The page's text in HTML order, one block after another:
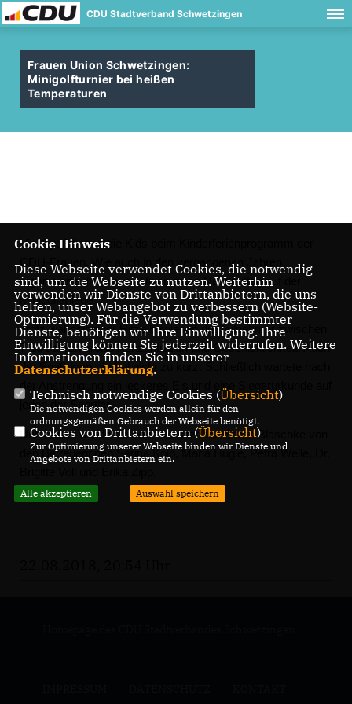
CDU Stadtverband Schwetzingen
Frauen Union Schwetzingen:
Minigolfturnier bei heißen
Temperaturen
Viel Spaß hatten die Kids beim Kinderferienprogramm der
CDU-Frauen. Wie auch in den vergangenen Jahren
organisierte die Frauen Union einen Nachmittag auf der
Minigolfanlage.
Trotz wahnsinniger Hitze bewiesen die Teilnehmer zwischen
7-10 Jahren große Konzentration und Geschicklichkeit. Auch
der Spaß kam hierbei nicht zu kurz: Schließlich wartete nach
der Anstrengung ein leckeres Eis und eine Siegerurkunde auf
jeden der Sportler.
Unterstützt wurde die neue Vorsitzende Sarah Blaschke von
den Betreuerinnen Sarina Kolb, Maria Hügle, Petra Welle, Dr.
Cookie Hinweis
Diese Webseite verwendet Cookies, die notwendig
sind, um die Webseite zu nutzen. Weiterhin
verwenden wir Dienste von Drittanbietern, die uns
helfen, unser Webangebot zu verbessern (Website-
Optmierung). Für die Verwendung bestimmter
Dienste, benötigen wir Ihre Einwilligung. Ihre
Einwilligung können Sie jederzeit widerrufen. Weitere
Informationen finden Sie in unserer
Datenschutzerklärung.
Technisch notwendige Cookies (Übersicht)
Die notwendigen Cookies werden allein für den
ordnungsgemäßen Gebrauch der Webseite benötigt.
Cookies von Drittanbietern (Übersicht)
Zur Optimierung unserer Webseite binden wir Dienste und
Angebote von Drittanbietern ein.
Alle akzeptieren Auswahl speichern